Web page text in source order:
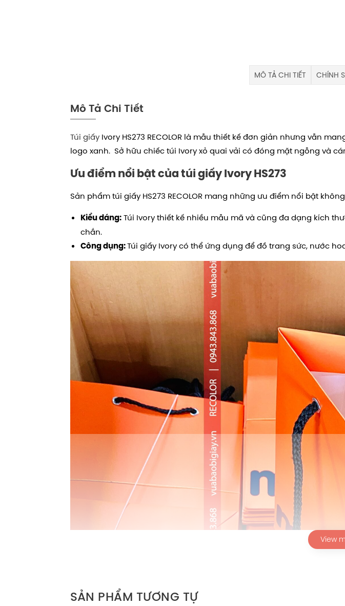
MÔ TẢ CHI TIẾT CHÍNH
Mô Tả Chi Tiết
Túi giấy Ivory HS273 RECOLOR là mẫu thiết kế đơn giản nhưng vẫn
logo xanh. Sở hữu chiếc túi Ivory xỏ quai vải có đóng mặt ngỗng và
Ưu điểm nổi bật của túi giấy Ivory HS273
Sản phẩm túi giấy HS273 RECOLOR mang những ưu điểm nổi bật
Kiểu dáng: Túi Ivory thiết kế nhiều mẫu mã và cũng đa dạng kích
chắn.
Công dụng:Túi giấy Ivory có thể ứng dụng để đồ trang sức, nước
View
SẢN PHẨM TƯƠNG TỰ